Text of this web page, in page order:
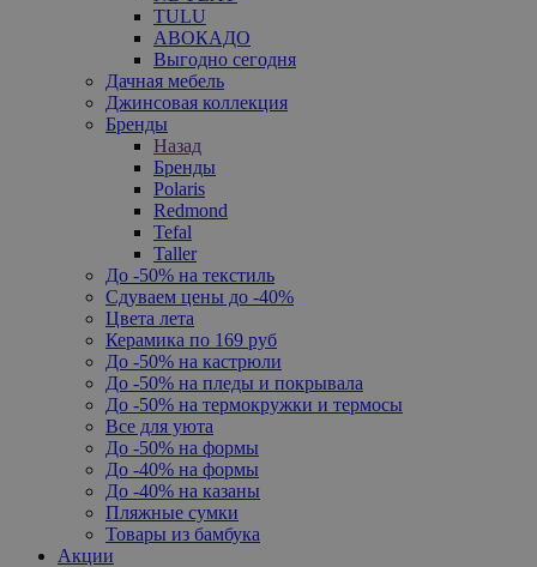
TULU
АВОКАДО
Выгодно сегодня
Дачная мебель
Джинсовая коллекция
Бренды
Назад
Бренды
Polaris
Redmond
Tefal
Taller
До -50% на текстиль
Сдуваем цены до -40%
Цвета лета
Керамика по 169 руб
До -50% на кастрюли
До -50% на пледы и покрывала
До -50% на термокружки и термосы
Все для уюта
До -50% на формы
До -40% на формы
До -40% на казаны
Пляжные сумки
Товары из бамбука
Акции